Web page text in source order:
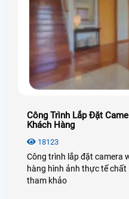
Công Trình Lắp Đặt
Khách Hàng
18123
Công trình lắp đặt camera
hàng hình ảnh thực tế
tham khảo